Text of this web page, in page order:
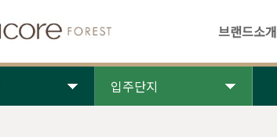
브랜드소개
입주단지